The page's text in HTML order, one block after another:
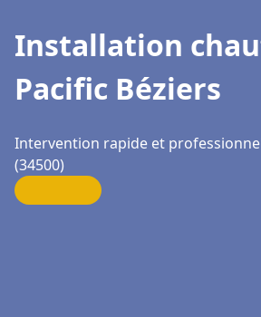
Installation
Pacific Béziers
Intervention rapide et
(34500)